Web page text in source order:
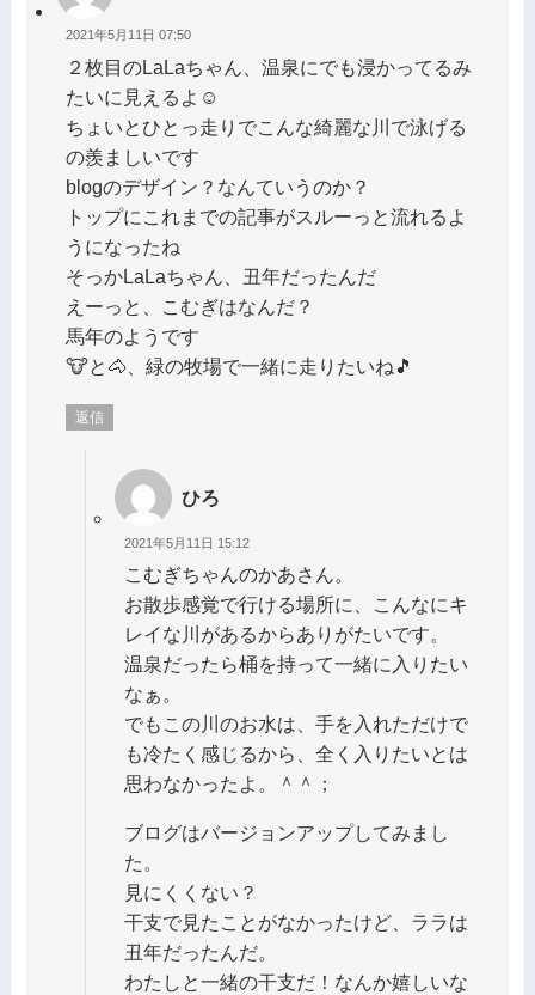
2021年5月11日 07:50
２枚目のLaLaちゃん、温泉にでも浸かってるみ
たいに見えるよ☺️
ちょいとひとっ走りでこんな綺麗な川で泳げる
の羨ましいです
blogのデザイン？なんていうのか？
トップにこれまでの記事がスルーっと流れるよ
うになったね
そっかLaLaちゃん、丑年だったんだ
えーっと、こむぎはなんだ？
馬年のようです
🐮と🐴、緑の牧場で一緒に走りたいね🎵
返信
ひろ
2021年5月11日 15:12
こむぎちゃんのかあさん。
お散歩感覚で行ける場所に、こんなにキ
レイな川があるからありがたいです。
温泉だったら桶を持って一緒に入りたい
なぁ。
でもこの川のお水は、手を入れただけで
も冷たく感じるから、全く入りたいとは
思わなかったよ。＾＾；
ブログはバージョンアップしてみまし
た。
見にくくない？
干支で見たことがなかったけど、ララは
丑年だったんだ。
わたしと一緒の干支だ！なんか嬉しいな